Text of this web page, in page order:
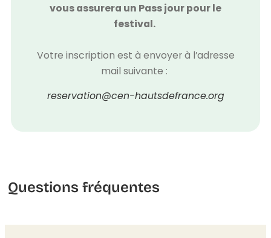
vous assurera un Pass jour pour le
festival.
Votre inscription est à envoyer à l’adresse
mail suivante :
reservation@cen-hautsdefrance.org
Questions fréquentes